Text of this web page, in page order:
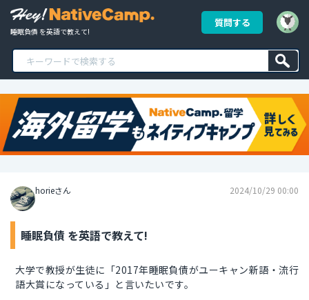
睡眠負債 を英語で教えて!
質問する
horieさん 2024/10/29 00:00
睡眠負債 を英語で教えて!
大学で教授が生徒に「2017年睡眠負債がユーキャン新語・流行
語大賞になっている」と言いたいです。